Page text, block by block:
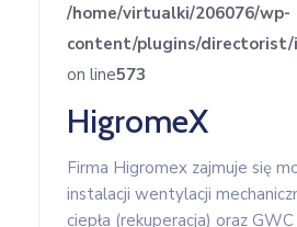
/home/virtualki/206076/wp-
content/plugins/
on line573
HigromeX
Firma Higromex zajmuje się
instalacji wentylacji
ciepła (rekuperacja) oraz